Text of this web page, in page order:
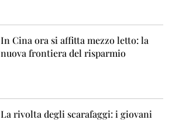
In Cina ora si affitta mezzo letto: la
nuova frontiera del risparmio
La rivolta degli scarafaggi: i giovani